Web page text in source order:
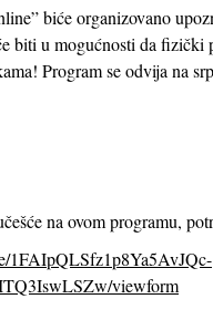
biće organizovano
biti u mogućnosti da
Program se odvija na
na ovom programu,
1FAIpQLSfz1p8Ya5AvJQc-
viewform